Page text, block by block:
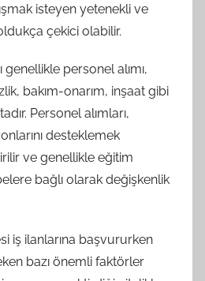
isteyen yetenekli ve
çekici olabilir.
genellikle personel alımı,
bakım-onarım, inşaat gibi
Personel alımları,
desteklemek
ve genellikle eğitim
bağlı olarak değişkenlik
iş ilanlarına başvururken
bazı önemli faktörler